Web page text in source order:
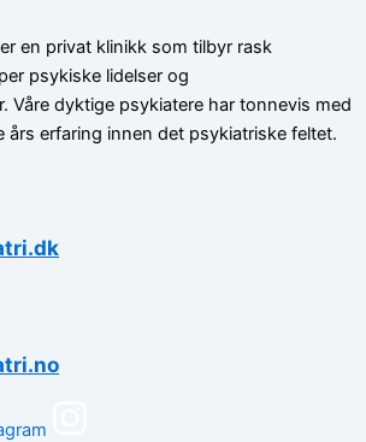
en privat klinikk som tilbyr rask
psykiske lidelser og
Våre dyktige psykiatere har tonnevis med
års erfaring innen det psykiatriske feltet.